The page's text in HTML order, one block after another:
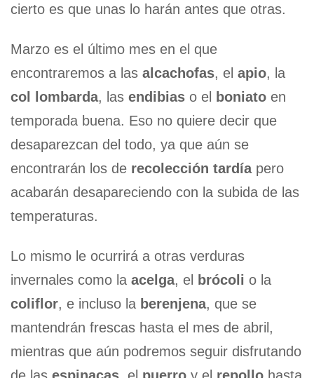
cierto es que unas lo harán antes que otras.
Marzo es el último mes en el que
encontraremos a las alcachofas, el apio, la
col lombarda, las endibias o el boniato en
temporada buena. Eso no quiere decir que
desaparezcan del todo, ya que aún se
encontrarán los de recolección tardíapero
acabarán desapareciendo con la subida de las
temperaturas.
Lo mismo le ocurrirá a otras verduras
invernales como la acelga, el brócoli o la
coliflor, e incluso la berenjena, que se
mantendrán frescas hasta el mes de abril,
mientras que aún podremos seguir disfrutando